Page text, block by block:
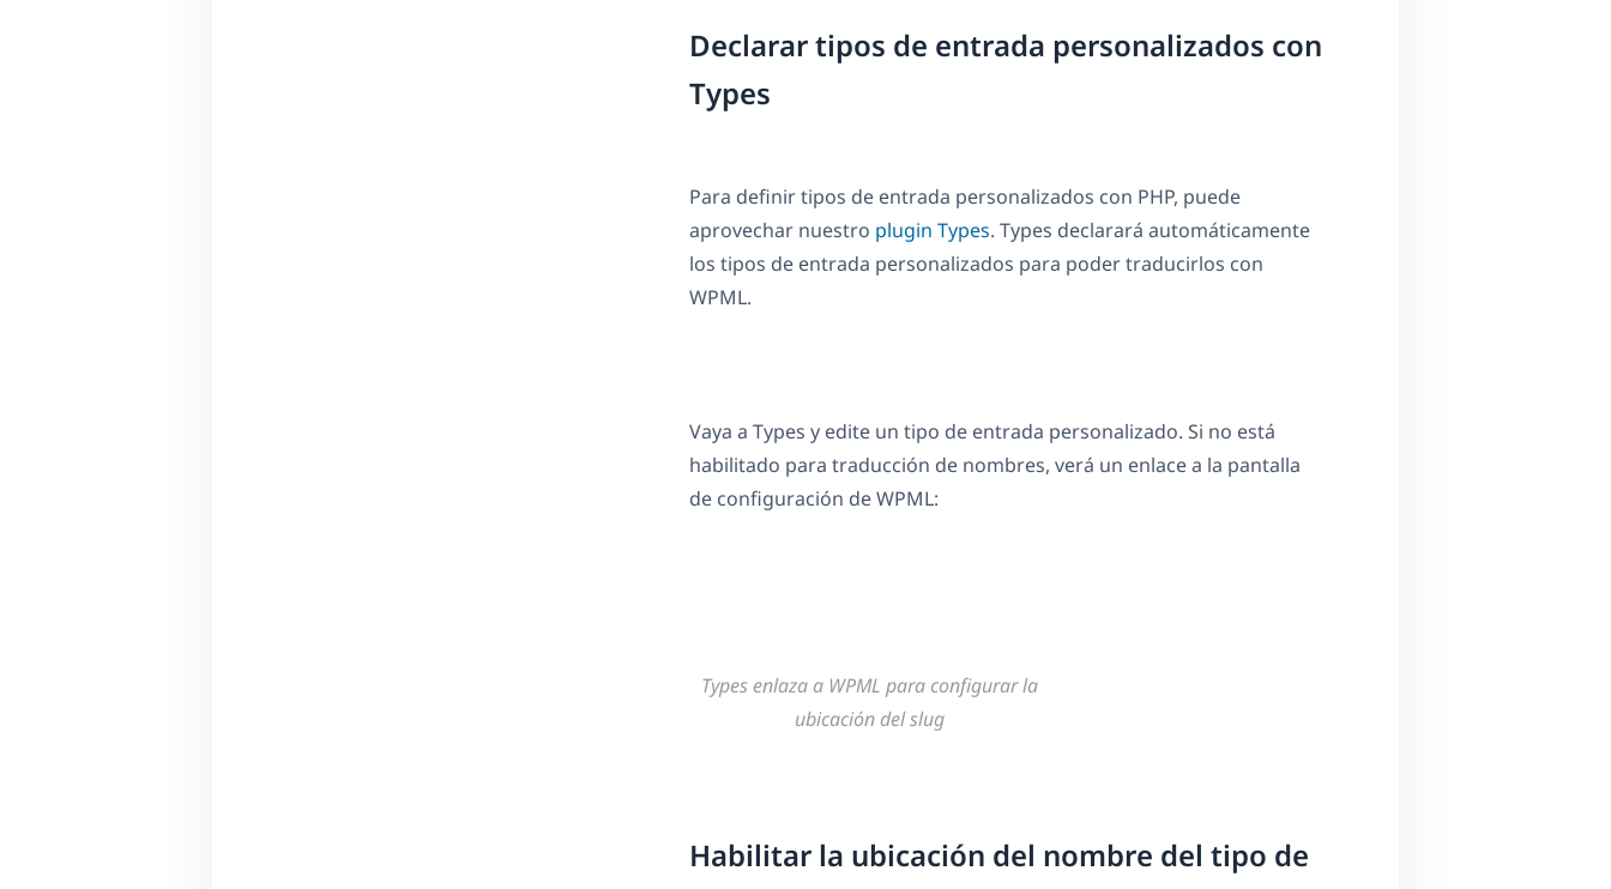
Declarar tipos de entrada personalizados con
Types
Para definir tipos de entrada personalizados con PHP, puede
aprovechar nuestro plugin Types. Types declarará automáticamente
los tipos de entrada personalizados para poder traducirlos con
WPML.
Vaya a Types y edite un tipo de entrada personalizado. Si no está
habilitado para traducción de nombres, verá un enlace a la pantalla
de configuración de WPML:
Types enlaza a WPML para configurar la
ubicación del slug
Habilitar la ubicación del nombre del tipo de